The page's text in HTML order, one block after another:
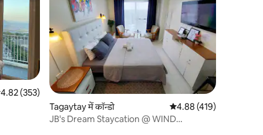
रेटिंग 5 में से 4.82, 353 समीक्षाएँ
4.82 (353)
Tagaytay में कॉन्डो औसत रेटिंग 5 में से 4.88,
4.88 (419)
JB's Dream Staycation @ WIND